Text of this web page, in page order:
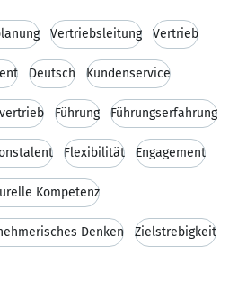
Vertriebsleitung Vertrieb
Deutsch Kundenservice
Führung Führungserfahrung
Flexibilität Engagement
Kompetenz
Denken Zielstrebigkeit